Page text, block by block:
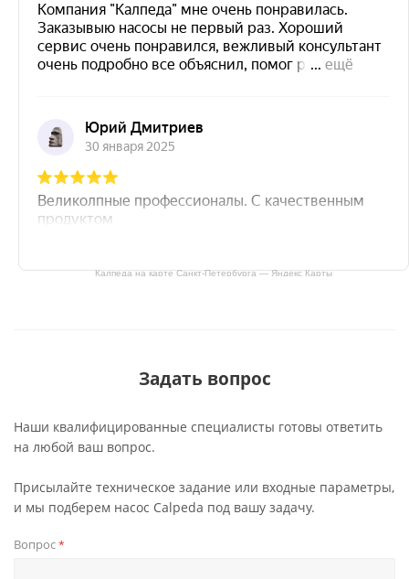
Калпеда на карте Санкт‑Петербурга — Яндекс Карты
Задать вопрос
Наши квалифицированные специалисты готовы ответить
на любой ваш вопрос.
Присылайте техническое задание или входные параметры,
и мы подберем насос Calpeda под вашу задачу.
Вопрос*